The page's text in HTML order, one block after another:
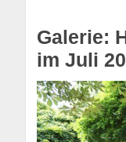
Galerie:
im Juli